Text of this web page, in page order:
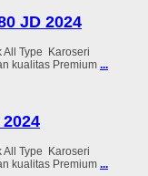
JD 2024
All Type Karoseri
kualitas Premium ...
All Type Karoseri
kualitas Premium ...